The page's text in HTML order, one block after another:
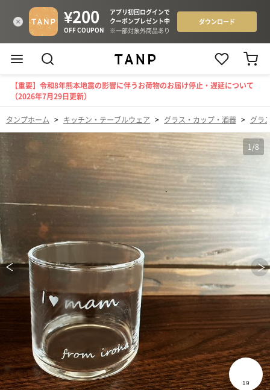
【重要】令和8年熊本地震の影響に伴うお荷物のお届け停止・遅延について
（2026年7月29日更新）
タンプホーム > キッチン・テーブルウェア > グラス・カップ・酒器 > グラ
1 /8